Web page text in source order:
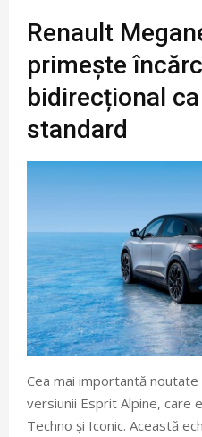
Renault
primește
bidirecțional
standard
Cea mai importantă
versiunii Esprit Alpine, care
Techno și Iconic. Această